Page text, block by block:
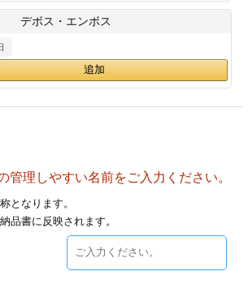
18
19
25
26
デボス・エンボス
管理しやすい名前をご入力ください。
となります。
品書に反映されます。